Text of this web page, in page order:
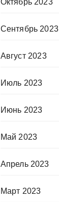
Октябрь 2023
Сентябрь 2023
Август 2023
Июль 2023
Июнь 2023
Май 2023
Апрель 2023
Март 2023